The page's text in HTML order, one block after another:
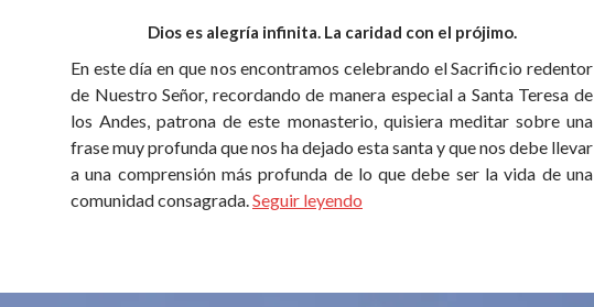
Dios es alegría infinita. La caridad con el prójimo.
En este día en que nos encontramos celebrando el Sacrificio redentor
de Nuestro Señor, recordando de manera especial a Santa Teresa de
los Andes, patrona de este monasterio, quisiera meditar sobre una
frase muy profunda que nos ha dejado esta santa y que nos debe llevar
a una comprensión más profunda de lo que debe ser la vida de una
comunidad consagrada.Seguir leyendo